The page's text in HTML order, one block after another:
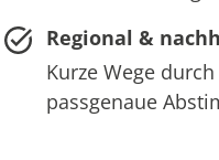
Regional &
Kurze Wege
passgenaue